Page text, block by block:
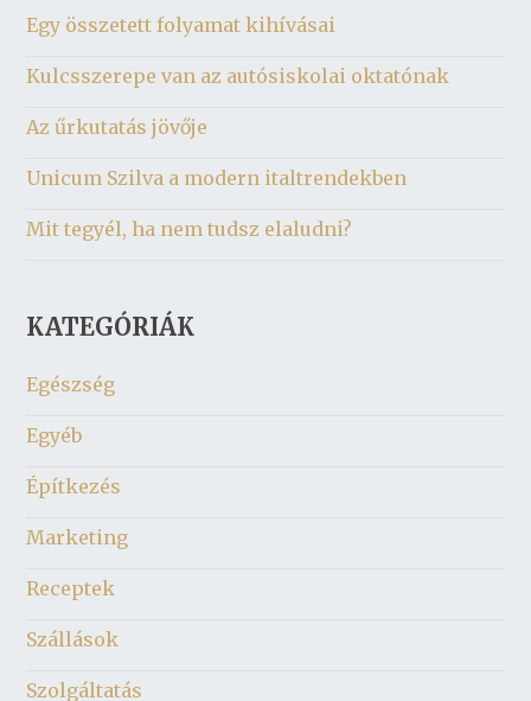
Egy összetett folyamat kihívásai
Kulcsszerepe van az autósiskolai oktatónak
Az űrkutatás jövője
Unicum Szilva a modern italtrendekben
Mit tegyél, ha nem tudsz elaludni?
KATEGÓRIÁK
Egészség
Egyéb
Építkezés
Marketing
Receptek
Szállások
Szolgáltatás